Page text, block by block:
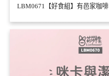
LBM0671【好食組】有邑家咖啡